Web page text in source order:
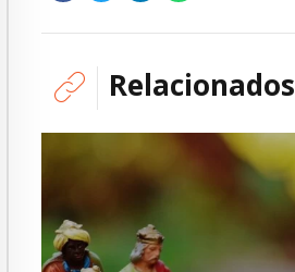
Relacionados